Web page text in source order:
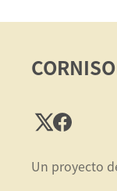
Un proyecto